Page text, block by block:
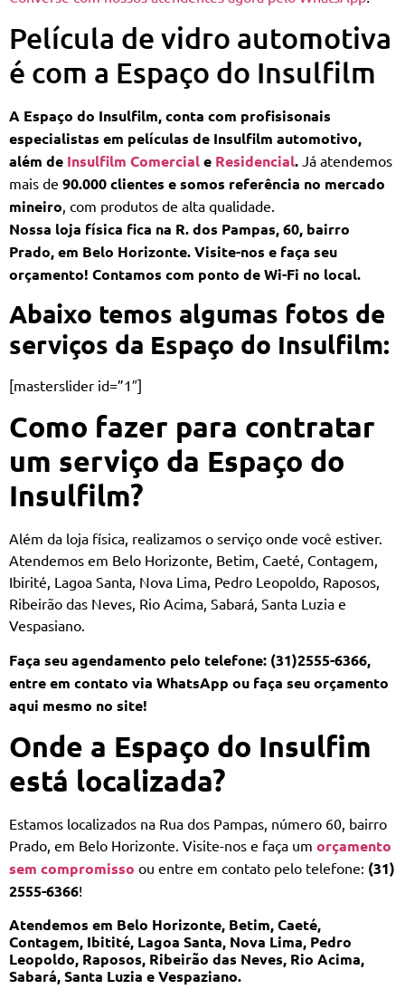
Película de vidro automotiva
é com a Espaço do Insulfilm
A Espaço do Insulfilm, conta com profisisonais
especialistas em películas de Insulfilm automotivo,
além de Insulfilm Comerciale Residencial. Já atendemos
mais de 90.000 clientes e somos referência no mercado
mineiro , com produtos de alta qualidade.
Nossa loja física fica na R. dos Pampas, 60, bairro
Prado, em Belo Horizonte. Visite-nos e faça seu
orçamento! Contamos com ponto de Wi-Fi no local.
Abaixo temos algumas fotos de
serviços da Espaço do Insulfilm:
[masterslider id=”1″]
Como fazer para contratar
um serviço da Espaço do
Insulfilm?
Além da loja física, realizamos o serviço onde você estiver.
Atendemos em Belo Horizonte, Betim, Caeté, Contagem,
Ibirité, Lagoa Santa, Nova Lima, Pedro Leopoldo, Raposos,
Ribeirão das Neves, Rio Acima, Sabará, Santa Luzia e
Vespasiano.
Faça seu agendamento pelo telefone: (31)2555-6366,
entre em contato via WhatsApp ou faça seu orçamento
aqui mesmo no site!
Onde a Espaço do Insulfim
está localizada?
Estamos localizados na Rua dos Pampas, número 60, bairro
Prado, em Belo Horizonte. Visite-nos e faça um orçamento
sem compromisso ou entre em contato pelo telefone: (31)
2555-6366!
Atendemos em Belo Horizonte, Betim, Caeté,
Contagem, Ibitité, Lagoa Santa, Nova Lima, Pedro
Leopoldo, Raposos, Ribeirão das Neves, Rio Acima,
Sabará, Santa Luzia e Vespaziano.